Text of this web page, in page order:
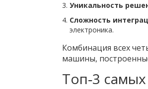
Уникальность
Сложность
электроника.
Комбинация всех
машины,
Топ‑3